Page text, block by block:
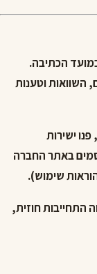
הכתיבה.
השוואות וטענות
ישירות
באתר החברה
שימוש).
התחייבות חוזית,